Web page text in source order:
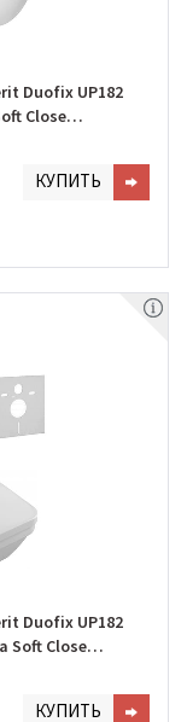
Duofix UP182
Close
КУПИТЬ
Duofix UP182
Soft Close
КУПИТЬ